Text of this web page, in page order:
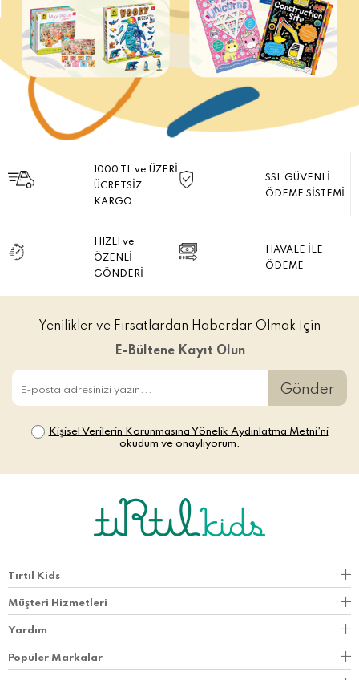
1000 TL ve ÜZERİ
ÜCRETSİZ
KARGO
SSL GÜVENLİ
ÖDEME SİSTEMİ
HIZLI ve
ÖZENLİ
GÖNDERİ
HAVALE İLE
ÖDEME
Yenilikler ve Fırsatlardan Haberdar Olmak İçin
E-Bültene Kayıt Olun
Gönder
Kişisel Verilerin Korunmasına Yönelik Aydınlatma Metni’ni
okudum ve onaylıyorum.
Tırtıl Kids
Müşteri Hizmetleri
Yardım
Popüler Markalar